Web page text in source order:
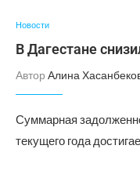
Новости
В Дагестане
Автор Алина
Суммарная
текущего года